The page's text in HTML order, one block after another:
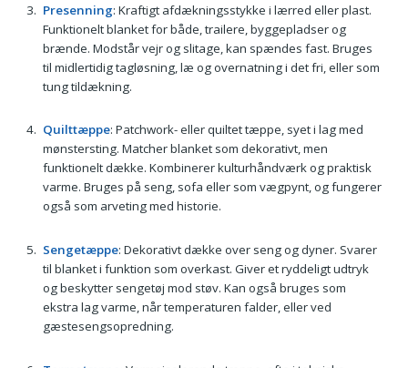
Presenning: Kraftigt afdækningsstykke i lærred eller plast.
Funktionelt blanket for både, trailere, byggepladser og
brænde. Modstår vejr og slitage, kan spændes fast. Bruges
til midlertidig tagløsning, læ og overnatning i det fri, eller som
tung tildækning.
Quilttæppe: Patchwork- eller quiltet tæppe, syet i lag med
mønstersting. Matcher blanket som dekorativt, men
funktionelt dække. Kombinerer kulturhåndværk og praktisk
varme. Bruges på seng, sofa eller som vægpynt, og fungerer
også som arveting med historie.
Sengetæppe: Dekorativt dække over seng og dyner. Svarer
til blanket i funktion som overkast. Giver et ryddeligt udtryk
og beskytter sengetøj mod støv. Kan også bruges som
ekstra lag varme, når temperaturen falder, eller ved
gæstesengsopredning.